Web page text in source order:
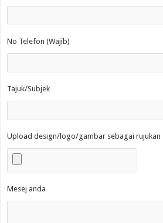
No Telefon (Wajib)
Tajuk/Subjek
Upload design/logo/gambar sebagai rujukan
Mesej anda